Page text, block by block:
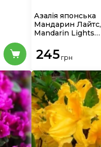
Азалія японська
Мандарин Лайтс,
Mandarin Lights
245 грн